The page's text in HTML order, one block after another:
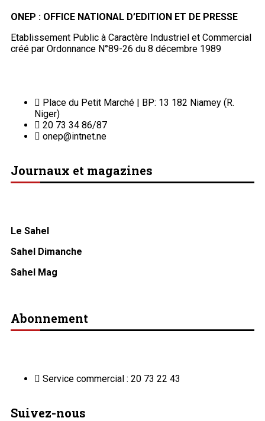
ONEP : OFFICE NATIONAL D’EDITION ET DE PRESSE
Etablissement Public à Caractère Industriel et Commercial
créé par Ordonnance N°89-26 du 8 décembre 1989
Place du Petit Marché | BP: 13 182 Niamey (R.
Niger)
20 73 34 86/87
onep@intnet.ne
Journaux et magazines
Le Sahel
Sahel Dimanche
Sahel Mag
Abonnement
Service commercial : 20 73 22 43
Suivez-nous